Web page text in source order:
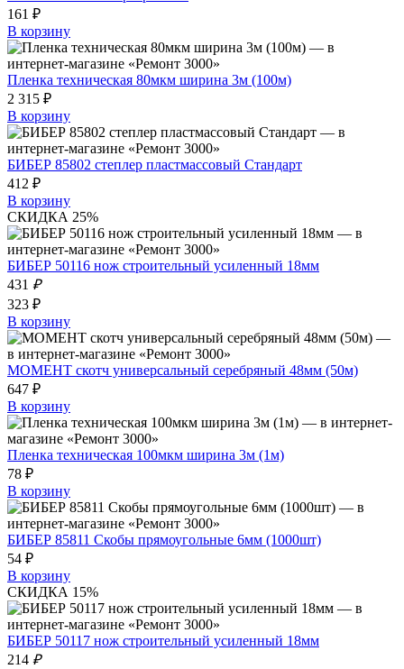
161 ₽
В корзину
Пленка техническая 80мкм ширина 3м (100м)
2 315 ₽
В корзину
БИБЕР 85802 степлер пластмассовый Стандарт
412 ₽
В корзину
СКИДКА 25%
БИБЕР 50116 нож строительный усиленный 18мм
431 ₽
323 ₽
В корзину
МОМЕНТ скотч универсальный серебряный 48мм (50м)
647 ₽
В корзину
Пленка техническая 100мкм ширина 3м (1м)
78 ₽
В корзину
БИБЕР 85811 Скобы прямоугольные 6мм (1000шт)
54 ₽
В корзину
СКИДКА 15%
БИБЕР 50117 нож строительный усиленный 18мм
214 ₽